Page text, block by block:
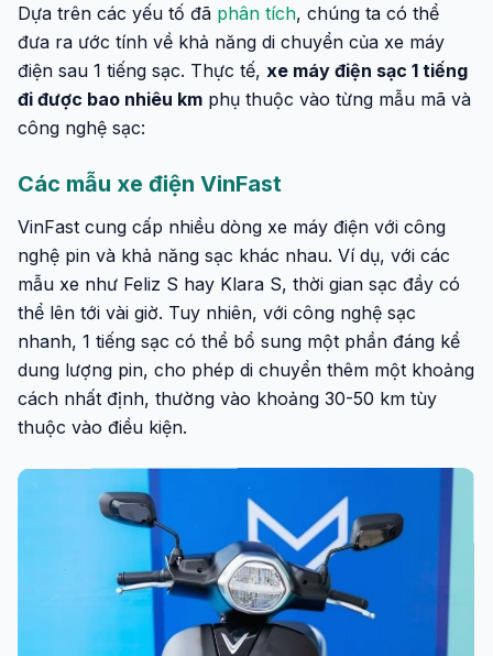
Dựa trên các yếu tố đã phân tích, chúng ta có thể
đưa ra ước tính về khả năng di chuyển của xe máy
điện sau 1 tiếng sạc. Thực tế, xe máy điện sạc 1 tiếng
đi được bao nhiêu km phụ thuộc vào từng mẫu mã và
công nghệ sạc:
Các mẫu xe điện VinFast
VinFast cung cấp nhiều dòng xe máy điện với công
nghệ pin và khả năng sạc khác nhau. Ví dụ, với các
mẫu xe như Feliz S hay Klara S, thời gian sạc đầy có
thể lên tới vài giờ. Tuy nhiên, với công nghệ sạc
nhanh, 1 tiếng sạc có thể bổ sung một phần đáng kể
dung lượng pin, cho phép di chuyển thêm một khoảng
cách nhất định, thường vào khoảng 30-50 km tùy
thuộc vào điều kiện.